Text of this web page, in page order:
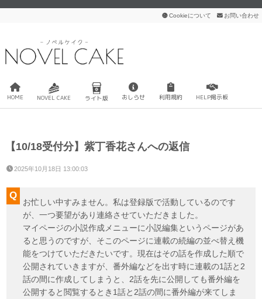
Cookieについて お問い合わせ
HOME NOVEL CAKE ライト版 おしらせ 利用規約 HELP掲示板
【10/18受付分】紫丁香花さんへの返信
2025年10月18日 13:00:03
お忙しい中すみません。私は登録版で活動しているのです
が、一つ要望があり連絡させていただきました。
マイページの小説作成メニューに小説編集というページがあ
ると思うのですが、そこのページに連載の続編の並べ替え機
能をつけていただきたいです。現在はその話を作成した順で
公開されていきますが、番外編などを出す時に連載の1話と2
話の間に作成してしまうと、2話を先に公開しても番外編を
公開すると閲覧するとき1話と2話の間に番外編が来てしま